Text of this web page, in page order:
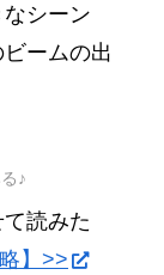
シーン
ームの出
♪
読みた
】>>